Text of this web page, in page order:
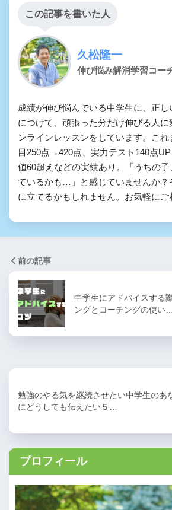
この記事を書いた人
久松隆一
伸び悩み解消学習コー
成績が伸び悩んでいる中学生に、正
につけて、頑張った分だけ伸びる人
ンラインレッスンをしています。こ
目250点→420点、実力テスト140点
値60超えなどの実績あり。「うちの
ているかも…」と感じていませんか？
に立てるかもしれません。お気軽にご
前の記事
中学生にアドバイスする
ングとコーチングの使い…
勉強のやる気を継続させたい中学生のあ
にどうしても伝えたい５…
プロフィール